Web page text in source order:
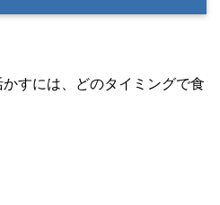
すには、どのタイミングで食